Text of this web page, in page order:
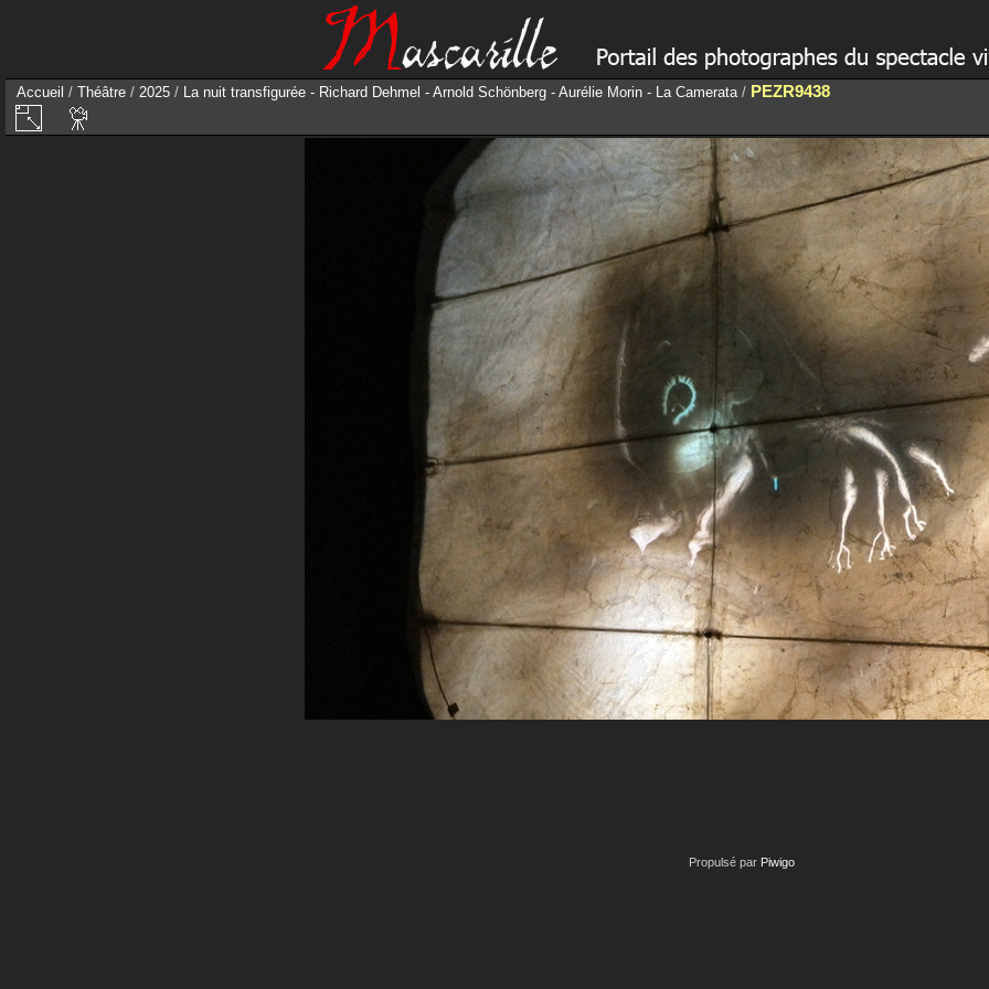
Accueil / Théâtre / 2025 / La nuit transfigurée - Richard Dehmel - Arnold Schönberg - Aurélie Morin - La Camerata/ PEZR9438
Propulsé par Piwigo